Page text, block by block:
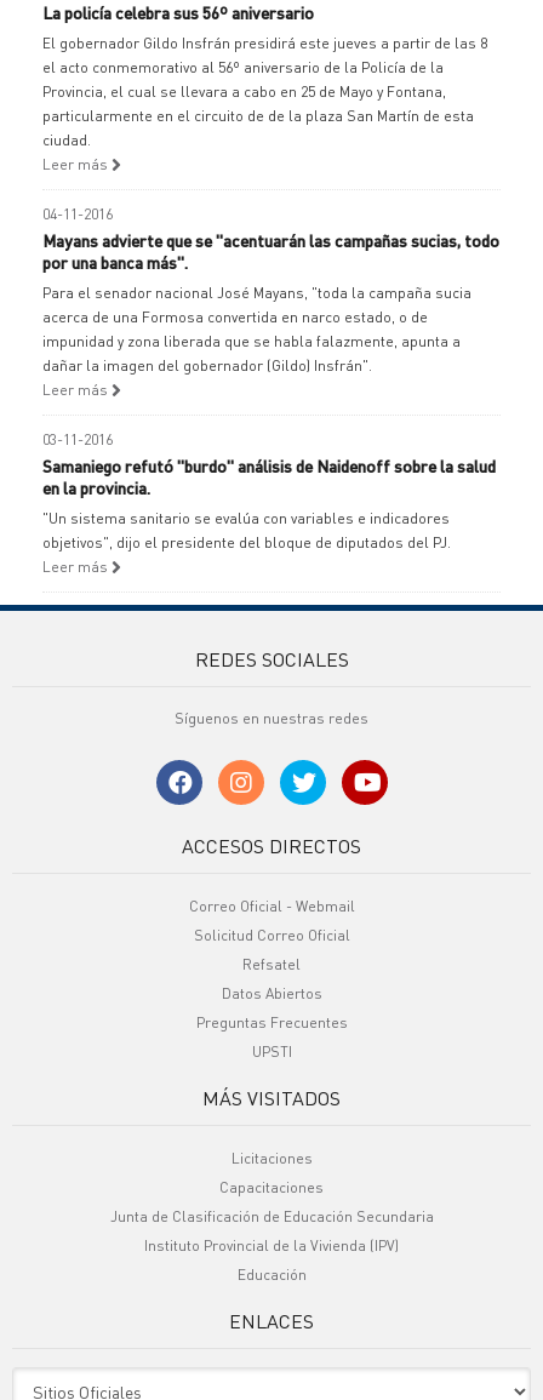
La policía celebra sus 56º aniversario
El gobernador Gildo Insfrán presidirá este jueves a partir de las 8
el acto conmemorativo al 56º aniversario de la Policía de la
Provincia, el cual se llevara a cabo en 25 de Mayo y Fontana,
particularmente en el circuito de de la plaza San Martín de esta
ciudad.
Leer más
04-11-2016
Mayans advierte que se "acentuarán las campañas sucias, todo
por una banca más".
Para el senador nacional José Mayans, "toda la campaña sucia
acerca de una Formosa convertida en narco estado, o de
impunidad y zona liberada que se habla falazmente, apunta a
dañar la imagen del gobernador (Gildo) Insfrán".
Leer más
03-11-2016
Samaniego refutó "burdo" análisis de Naidenoff sobre la salud
en la provincia.
"Un sistema sanitario se evalúa con variables e indicadores
objetivos", dijo el presidente del bloque de diputados del PJ.
Leer más
REDES SOCIALES
Síguenos en nuestras redes
ACCESOS DIRECTOS
Correo Oficial - Webmail
Solicitud Correo Oficial
Refsatel
Datos Abiertos
Preguntas Frecuentes
UPSTI
MÁS VISITADOS
Licitaciones
Capacitaciones
Junta de Clasificación de Educación Secundaria
Instituto Provincial de la Vivienda (IPV)
Educación
ENLACES